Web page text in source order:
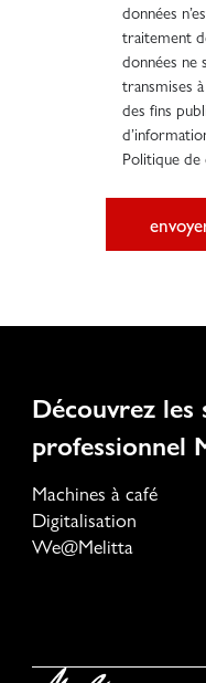
données
traitement
données ne
transmises
des fins
Politique de
Découvrez les
professionnel
Machines à café
Digitalisation
We@Melitta